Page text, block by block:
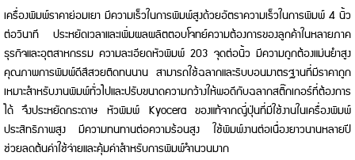
เครื่องพิมพ์ราคาย่อมเยา มีความเร็วในการพิมพ์สูงด้วยอัตราความเร็วในการพิมพ์ 4 นิ้ว
ต่อวินาที ประหยัดเวลาและเพิ่มผลผลิตตอบโจทย์ความต้องการของลูกค้าในหลายภาค
ธุรกิจและอุตสาหกรรม ความละเอียดหัวพิมพ์ 203 จุดต่อนิ้ว มีความถูกต้องแม่นยำสูง
คุณภาพการพิมพ์ดีสีสวยติดทนนาน สามารถใช้ฉลากและริบบอนมาตรฐานที่มีราคาถูก
เหมาะสำหรับงานพิมพ์ทั่วไปและปรับขนาดความกว้างให้พอดีกับฉลากสติ๊กเกอร์ที่ต้องการ
ได้ จึงประหยัดกระดาษ หัวพิมพ์ Kyocera ของแท้จากญี่ปุ่นที่มีใช้งานในเครื่องพิมพ์
ประสิทธิภาพสูง มีความทนทานต่อความร้อนสูง ใช้พิมพ์งานต่อเนื่องยาวนานหลายปี
ช่วยลดต้นค่าใช้จ่ายและคุ้มค่าสำหรับการพิมพ์จำนวนมาก